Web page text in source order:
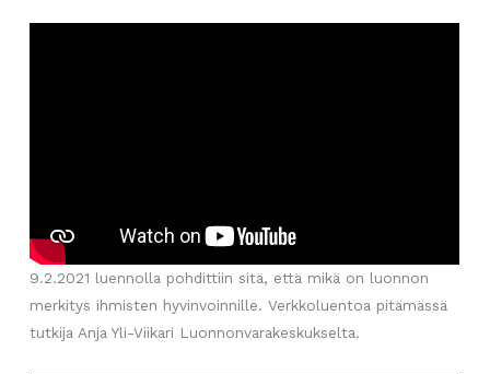
9.2.2021 luennolla pohdittiin sitä, että mikä on luonnon
merkitys ihmisten hyvinvoinnille. Verkkoluentoa pitämässä
tutkija Anja Yli-Viikari Luonnonvarakeskukselta.